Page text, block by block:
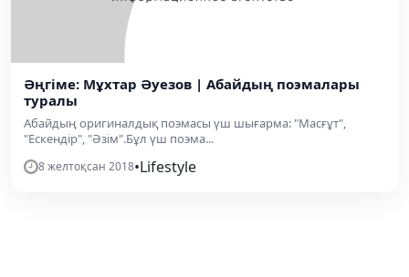
Әңгіме: Мұхтар Әуезов | Абайдың поэмалары
туралы
Абайдың оригиналдық поэмасы үш шығарма: "Масғұт",
"Ескендір", "Әзім".Бұл үш поэма...
8 желтоқсан 2018•Lifestyle